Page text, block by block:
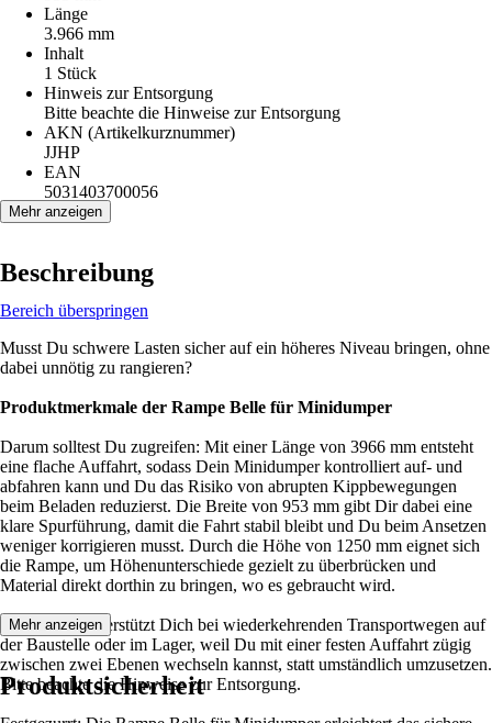
Länge
3.966 mm
Inhalt
1 Stück
Hinweis zur Entsorgung
Bitte beachte die Hinweise zur Entsorgung
AKN (Artikelkurznummer)
JJHP
EAN
5031403700056
Mehr anzeigen
Beschreibung
Bereich überspringen
Musst Du schwere Lasten sicher auf ein höheres Niveau bringen, ohne
dabei unnötig zu rangieren?
Produktmerkmale der Rampe Belle für Minidumper
Darum solltest Du zugreifen: Mit einer Länge von 3966 mm entsteht
eine flache Auffahrt, sodass Dein Minidumper kontrolliert auf- und
abfahren kann und Du das Risiko von abrupten Kippbewegungen
beim Beladen reduzierst. Die Breite von 953 mm gibt Dir dabei eine
klare Spurführung, damit die Fahrt stabil bleibt und Du beim Ansetzen
weniger korrigieren musst. Durch die Höhe von 1250 mm eignet sich
die Rampe, um Höhenunterschiede gezielt zu überbrücken und
Material direkt dorthin zu bringen, wo es gebraucht wird.
Die Rampe unterstützt Dich bei wiederkehrenden Transportwegen auf
der Baustelle oder im Lager, weil Du mit einer festen Auffahrt zügig
zwischen zwei Ebenen wechseln kannst, statt umständlich umzusetzen.
Bitte beachte die Hinweise zur Entsorgung.
Mehr anzeigen
Produktsicherheit